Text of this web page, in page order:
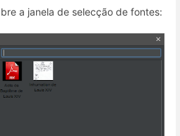
a janela de selecção de fontes: